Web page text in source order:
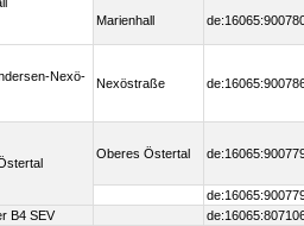
Marienhall
Nexö-
Nexöstraße
Oberes Östertal
B4 SEV